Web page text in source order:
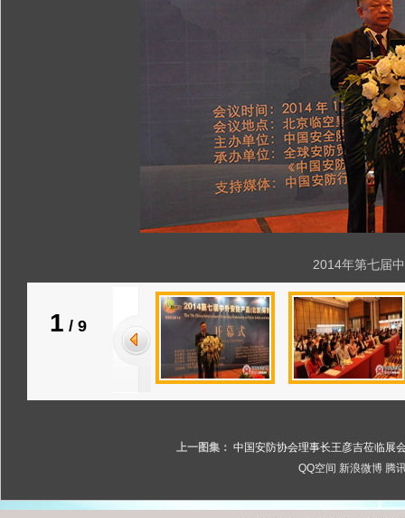
2014年第七届
1 / 9
上一图集： 中国安防协会理事长王彦吉莅临展
QQ空间 新浪微博 腾